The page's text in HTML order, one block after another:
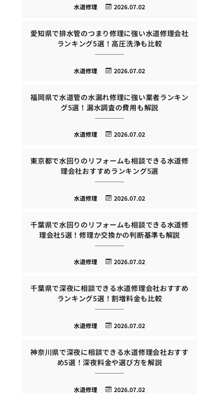
2026.07.02
水道修理
愛知県で排水管のつまり修理に強い水道修理会社
ランキング5選！高圧洗浄も比較
2026.07.02
水道修理
福岡県で水道管の水漏れ修理に強い業者ランキン
グ5選！漏水調査の費用も解説
2026.07.02
水道修理
東京都で水回りのリフォームも相談できる水道修
理会社おすすめランキング5選
2026.07.02
水道修理
千葉県で水回りのリフォームも相談できる水道修
理会社5選！修理か交換かの判断基準も解説
2026.07.02
水道修理
千葉県で深夜に相談できる水道修理会社おすすめ
ランキング5選！割増料金も比較
2026.07.02
水道修理
神奈川県で深夜に相談できる水道修理会社おすす
め5選！深夜料金や選び方を解説
2026.07.02
水道修理